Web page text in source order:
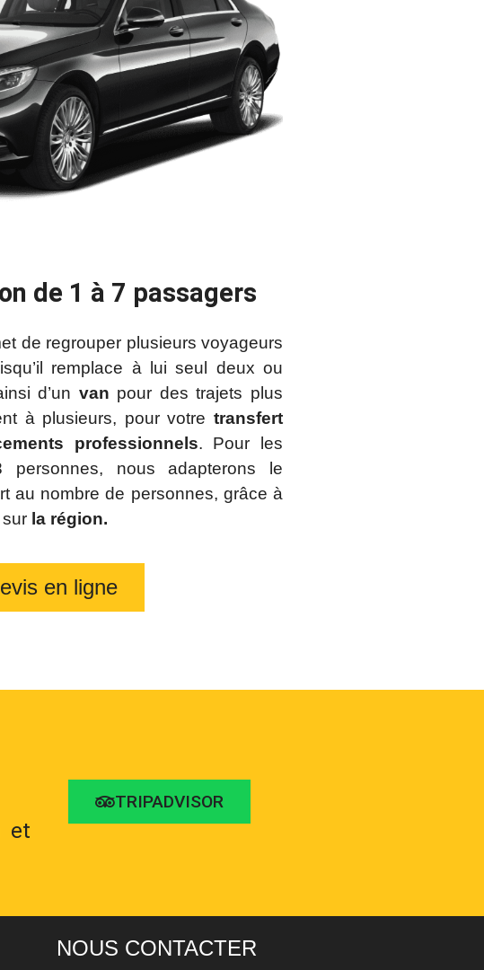
de 1 à 7 passagers
de regrouper plusieurs voyageurs
remplace à lui seul deux ou
d’un van pour des trajets plus
à plusieurs, pour votre transfert
professionnels. Pour les
nous adapterons le
au nombre de personnes, grâce à
la région.
en ligne
et
TRIPADVISOR
NOUS CONTACTER